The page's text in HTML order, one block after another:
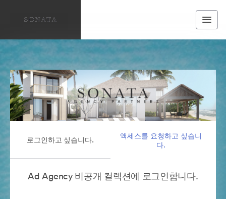
로그인하고 싶습니다.
액세스를 요청하고 싶습니
다.
Ad Agency 비공개 컬렉션에 로그인합니다.